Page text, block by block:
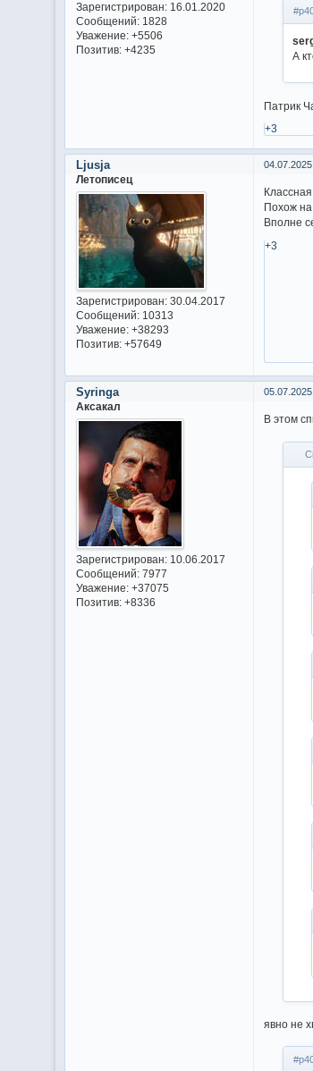
Зарегистрирован: 16.01.2020
Сообщений:1828
Уважение: +5506
Позитив: +4235
А
Патрик
+3
Ljusja
Летописец
Зарегистрирован: 30.04.2017
Сообщений:10313
Уважение: +38293
Позитив: +57649
Похож на
Вполне
+3
Syringa
Аксакал
Зарегистрирован: 10.06.2017
Сообщений:7977
Уважение: +37075
Позитив: +8336
В этом
явно не